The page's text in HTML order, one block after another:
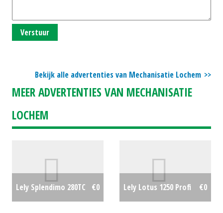
Verstuur
Bekijk alle advertenties van Mechanisatie Lochem
MEER ADVERTENTIES VAN MECHANISATIE
LOCHEM
Lely Splendimo 280TC €0 Lely Lotus 1250 Profi €0